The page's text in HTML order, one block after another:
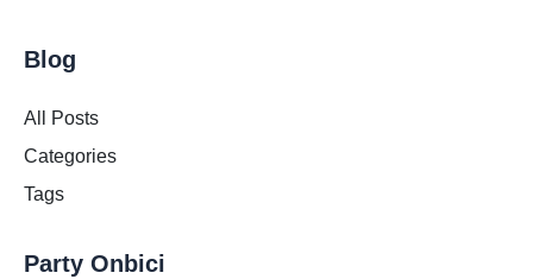
Blog
All Posts
Categories
Tags
Party Onbici